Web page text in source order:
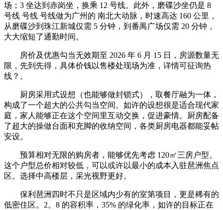
场；3 坐达到赤岗坐，换乘 12 号线。此外，磨碟沙坐仍是 8
号线 号线 号线做为广州的 南北大动脉，时速高达 160 公里，
从磨碟沙到珠江新城仅需 5 分钟，到番禺广场仅需 20 分钟，
大大缩短了通勤时间。
房价及优惠勾当无效期至 2026 年 6 月 15 日，房源数量无
限，先到先得，具体价钱以售楼处现场为准，详情可征询热
线？。
厨房采用式设想（也能够做封锁式），取餐厅融为一体，
构成了一个超大的公共勾当空间。如许的设想很是适合现代家
庭，家人能够正在这个空间里互动交换，促进豪情。厨房配备
了超大的操做台面和充脚的收纳空间，各类厨房电器都能妥帖
安设。
预算相对无限的购房者，能够优先考虑 120㎡三房户型。
这个户型总价相对较低，可以或许以最小的成本入驻琶洲焦点
区。选择中高楼层，采光视野更好。
保利琶洲四时不只是区域内少有的室第项目，更是稀有的
低密住区。2。8 的容积率，35% 的绿化率，如许的目标正在